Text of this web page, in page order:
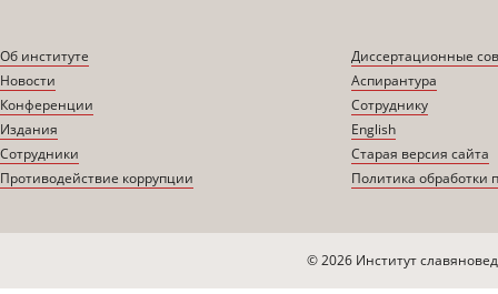
Об институте
Новости
Конференции
Издания
Сотрудники
Противодействие коррупции
Диссертационные
Аспирантура
Сотруднику
English
Старая версия сайта
Политика обработки
© 2026 Институт